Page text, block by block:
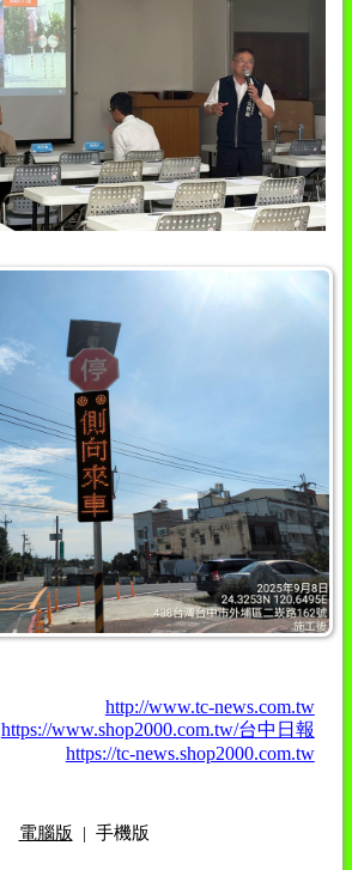
http://www.tc-news.com.tw
https://www.shop2000.com.tw/台中日報
https://tc-news.shop2000.com.tw
電腦版 | 手機版